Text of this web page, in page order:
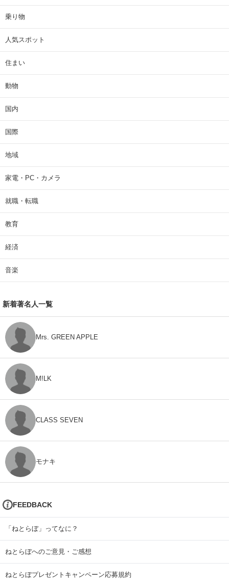
乗り物
人気スポット
住まい
動物
国内
国際
地域
家電・PC・カメラ
就職・転職
教育
経済
音楽
新着著名人一覧
Mrs. GREEN APPLE
M!LK
CLASS SEVEN
モナキ
FEEDBACK
「ねとらぼ」ってなに？
ねとらぼへのご意見・ご感想
ねとらぼプレゼントキャンペーン応募規約